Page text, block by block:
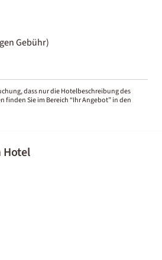
Gebühr)
dass nur die Hotelbeschreibung des
finden Sie im Bereich “Ihr Angebot” in den
Hotel